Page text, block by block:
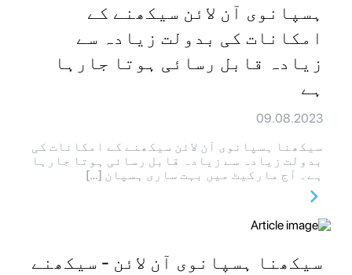
ہسپانوی آن لائن سیکھنے کے
امکانات کی بدولت زیادہ سے
زیادہ قابل رسائی ہوتا جارہا
ہے
09.08.2023
سیکھنا ہسپانوی آن لائن سیکھنے کے امکانات کی
بدولت زیادہ سے زیادہ قابل رسائی ہوتا جارہا
ہے۔ آج مارکیٹ میں بہت ساری ہسپان […]
سیکھنا ہسپانوی آن لائن - سیکھنے